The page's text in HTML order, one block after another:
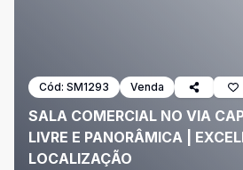
Cód: SM1293 Venda
SALA COMERCIAL NO VIA
LIVRE E PANORÂMICA |
LOCALIZAÇÃO